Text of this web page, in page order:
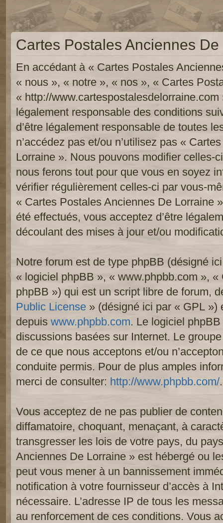
Cartes Postales Anciennes
En accédant à « Cartes Postales
« nous », « notre », « nos », « Cartes
« http://www.cartespostalesdelorraine.com
légalement responsable des conditions
d’être légalement responsable de toutes
n’accédez pas et/ou n’utilisez pas «
Lorraine ». Nous pouvons modifier celles-
nous ferons tout pour que vous en soyez
vérifier régulièrement celles-ci par vous-
« Cartes Postales Anciennes De Lorraine
été effectués, vous acceptez d’être
découlant des mises à jour et/ou
Notre forum est de type phpBB (désigné
« logiciel phpBB », « www.phpbb.com »,
phpBB ») qui est un script libre de forum,
Public License » (désigné ici par « GPL »)
depuis www.phpbb.com. Le logiciel
discussions basées sur Internet. Le
de ce que nous acceptons et/ou
conduite permis. Pour de plus amples
merci de consulter: http://www.phpbb.com/.
Vous acceptez de ne pas publier de
diffamatoire, choquant, menaçant, à
transgresser les lois de votre pays, du
Anciennes De Lorraine » est hébergé ou
peut vous mener à un bannissement
notification à votre fournisseur d’accès à
nécessaire. L’adresse IP de tous les
au renforcement de ces conditions. Vous